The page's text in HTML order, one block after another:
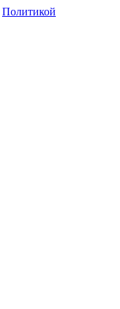
Политикой